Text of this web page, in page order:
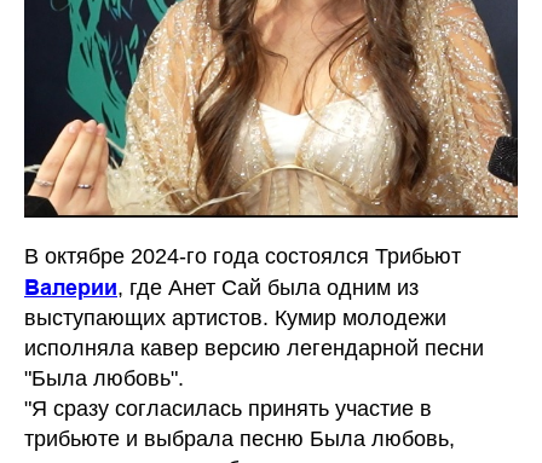
В октябре 2024-го года состоялся Трибьют
Валерии, где Анет Сай была одним из
выступающих артистов. Кумир молодежи
исполняла кавер версию легендарной песни
"Была любовь".
"Я сразу согласилась принять участие в
трибьюте и выбрала песню Была любовь,